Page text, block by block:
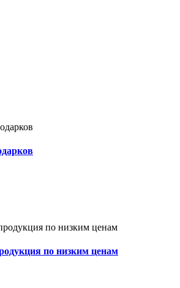
по низким ценам